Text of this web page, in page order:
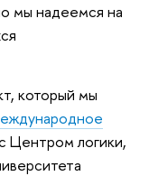
мы надеемся на
который мы
Центром логики,